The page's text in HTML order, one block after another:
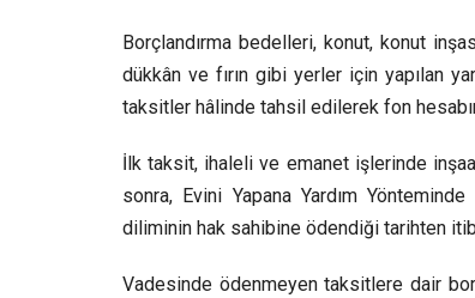
Borçlandırma bedelleri, konut, konut
dükkân ve fırın gibi yerler için yapılan
taksitler hâlinde tahsil edilerek fon
İlk taksit, ihaleli ve emanet işlerinde
sonra, Evini Yapana Yardım
diliminin hak sahibine ödendiği tarihten
Vadesinde ödenmeyen taksitlere dair